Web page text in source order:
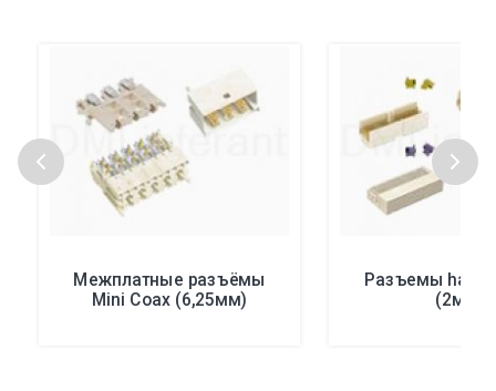
Межплатные разъёмы
Mini Coax (6,25мм)
Разъемы har-
(2мм)